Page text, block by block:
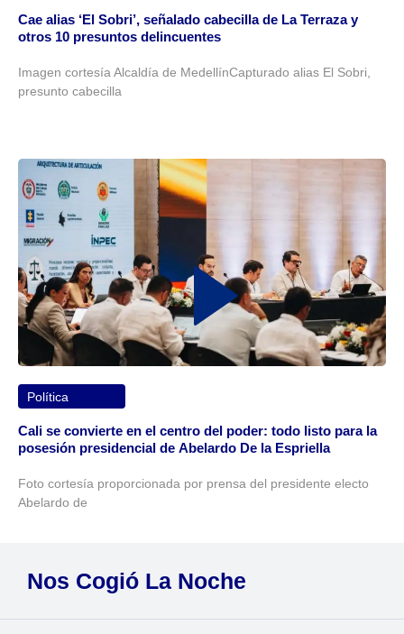
Cae alias ‘El Sobri’, señalado cabecilla de La Terraza y
otros 10 presuntos delincuentes
Imagen cortesía Alcaldía de MedellínCapturado alias El Sobri,
presunto cabecilla
Política
Cali se convierte en el centro del poder: todo listo para la
posesión presidencial de Abelardo De la Espriella
Foto cortesía proporcionada por prensa del presidente electo
Abelardo de
Nos Cogió La Noche